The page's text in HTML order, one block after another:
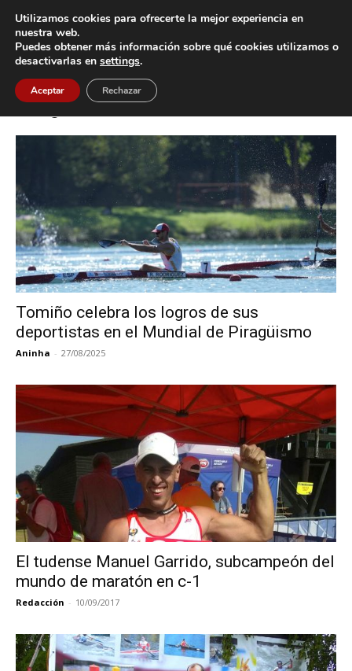
Inicio Etiquetas Campeonato del Mundo de Piragüismo
Etiqueta: Campeonato del Mundo de
Piragüismo
Tomiño celebra los logros de sus
deportistas en el Mundial de Piragüismo
Aninha - 27/08/2025
El tudense Manuel Garrido, subcampeón del
mundo de maratón en c-1
Redacción - 10/09/2017
Utilizamos cookies para ofrecerte la mejor experiencia en
nuestra web.
Puedes obtener más información sobre qué cookies utilizamos o
desactivarlas en settings.
Aceptar Rechazar